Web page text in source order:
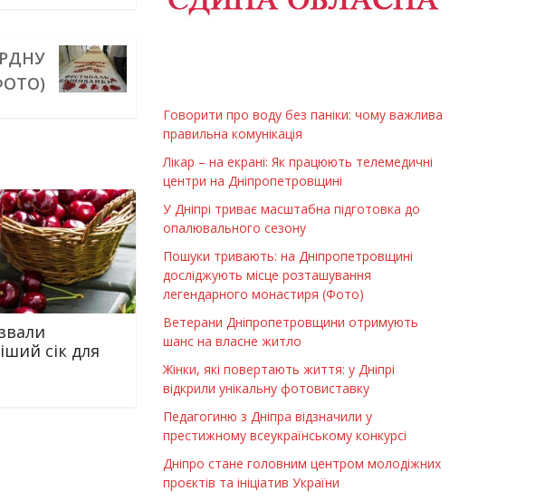
сік для
Говорити про воду без паніки: чому важлива
правильна комунікація
Лікар – на екрані: Як працюють телемедичні
центри на Дніпропетровщині
У Дніпрі триває масштабна підготовка до
опалювального сезону
Пошуки тривають: на Дніпропетровщині
досліджують місце розташування
легендарного монастиря (Фото)
Ветерани Дніпропетровщини отримують
шанс на власне житло
Жінки, які повертають життя: у Дніпрі
відкрили унікальну фотовиставку
Педагогиню з Дніпра відзначили у
престижному всеукраїнському конкурсі
Дніпро стане головним центром молодіжних
проєктів та ініціатив України